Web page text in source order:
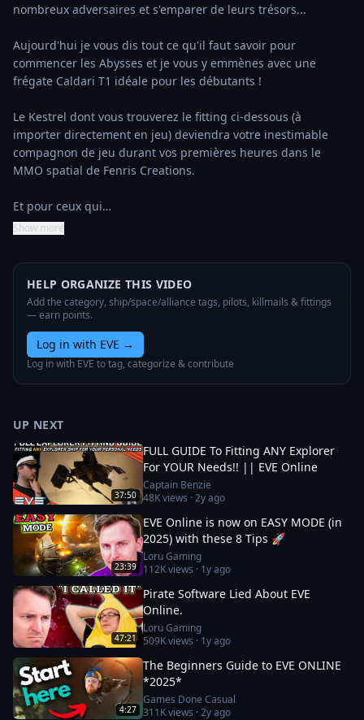
nombreux adversaires et s'emparer de leurs trésors...
Aujourd'hui je vous dis tout ce qu'il faut savoir pour
commencer les Abysses et je vous y emmènes avec une
frégate Caldari T1 idéale pour les débutants !
Le Kestrel dont vous trouverez le fitting ci-dessous (à
importer directement en jeu) deviendra votre inestimable
compagnon de jeu durant vos premières heures dans le
MMO spatial de Fenris Creations.
Et pour ceux qui…
Show more
HELP ORGANIZE THIS VIDEO
Add the category, ship/space/alliance tags, pilots, killmails & fittings
— earn points.
Log in with EVE →
Log in with EVE to tag, categorize & contribute
UP NEXT
37:50
FULL GUIDE To Fitting ANY Explorer
For YOUR Needs!! || EVE Online
Captain Benzie
48Kviews ·2y ago
23:39
EVE Online is now on EASY MODE (in
2025) with these 8 Tips 🚀
Loru Gaming
112Kviews · 1y ago
47:21
Pirate Software Lied About EVE
Online.
Loru Gaming
509Kviews · 1y ago
4:27
The Beginners Guide to EVE ONLINE
*2025*
Games Done Casual
311Kviews ·2y ago